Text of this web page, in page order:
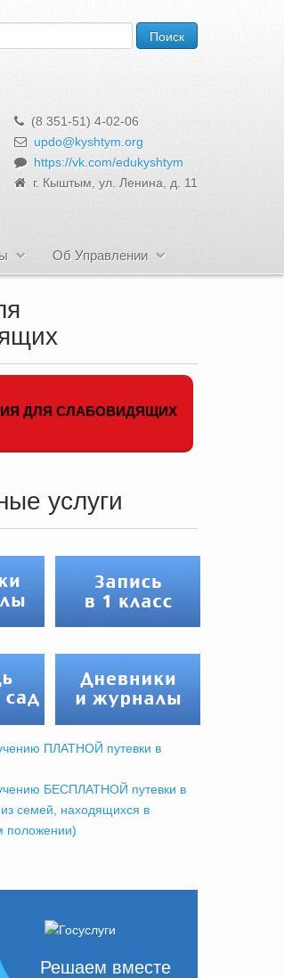
(8 351-51) 4-02-06
updo@kyshtym.org
https://vk.com/edukyshtym
г. Кыштым, ул. Ленина, д. 11
Об Управлении
ДЛЯ СЛАБОВИДЯЩИХ
услуги
ПЛАТНОЙ путевки в
БЕСПЛАТНОЙ путевки в
семей, находящихся в
положении)
Решаем вместе